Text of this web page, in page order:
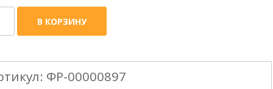
В КОРЗИНУ
ФР-00000897